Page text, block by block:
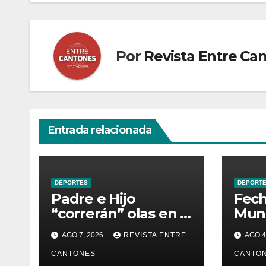
Por Revista Entre
Entrada relacionada
DEPORTES
Padre e Hijo
“correrán” olas en la
Serie de Calificación
de la Liga Mundial
de Surf
AGO 7, 2026 REVISTA ENTRE
CANTONES
AGO